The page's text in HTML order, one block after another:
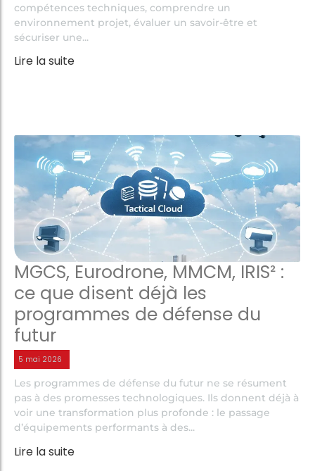
compétences techniques, comprendre un
environnement projet, évaluer un savoir-être et
sécuriser une...
Lire la suite
MGCS, Eurodrone, MMCM, IRIS² :
ce que disent déjà les
programmes de défense du
futur
5 mai 2026
Les programmes de défense du futur ne se résument
pas à des promesses technologiques. Ils donnent déjà à
voir une transformation plus profonde : le passage
d’équipements performants à des...
Lire la suite